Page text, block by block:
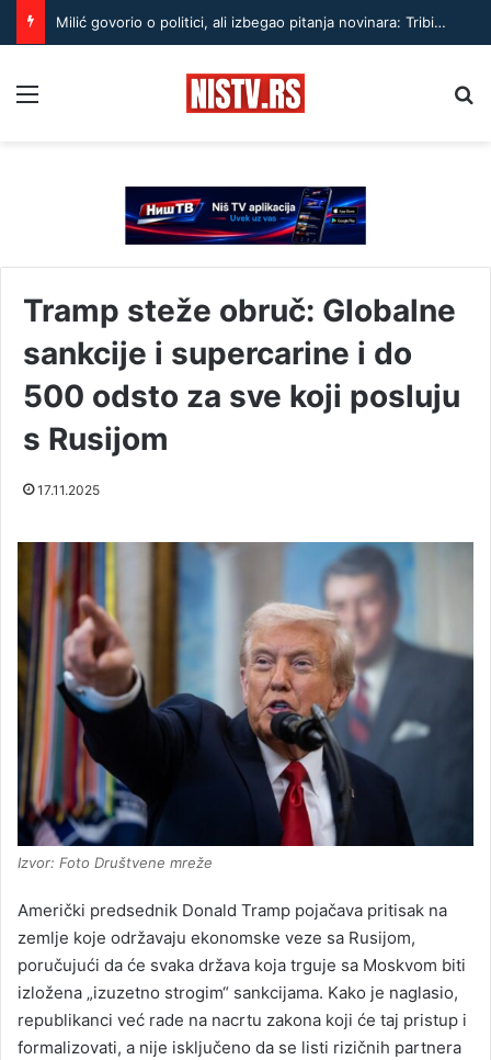
Milić govorio o politici, ali izbegao pitanja novinara: Tribina otvorena samo za istomišljenike?
Tramp steže obruč: Globalne
sankcije i supercarine i do
500 odsto za sve koji posluju
s Rusijom
17.11.2025
Izvor: Foto Društvene mreže
Američki predsednik Donald Tramp pojačava pritisak na
zemlje koje održavaju ekonomske veze sa Rusijom,
poručujući da će svaka država koja trguje sa Moskvom biti
izložena „izuzetno strogim“ sankcijama. Kako je naglasio,
republikanci već rade na nacrtu zakona koji će taj pristup i
formalizovati, a nije isključeno da se listi rizičnih partnera